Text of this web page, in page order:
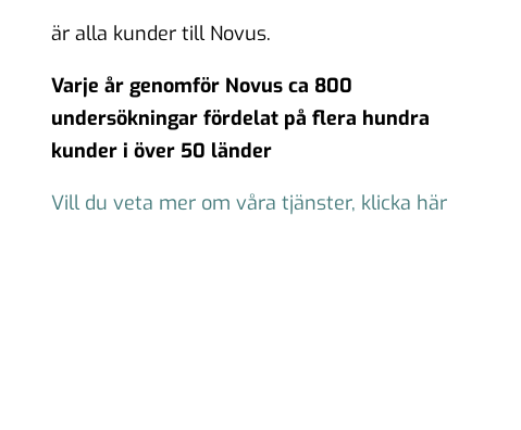
är alla kunder till Novus.
Varje år genomför Novus ca 800
undersökningar fördelat på flera hundra
kunder i över 50 länder
Vill du veta mer om våra tjänster, klicka här